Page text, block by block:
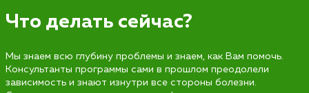
Что делать сейчас?
Мы знаем всю глубину проблемы и знаем, как Вам помочь.
Консультанты программы сами в прошлом преодолели
зависимость и знают изнутри все стороны болезни.